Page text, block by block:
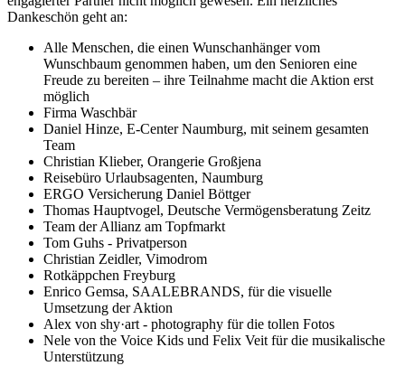
Dankeschön geht an:
Alle Menschen, die einen Wunschanhänger vom
Wunschbaum genommen haben, um den Senioren eine
Freude zu bereiten – ihre Teilnahme macht die Aktion erst
möglich
Firma Waschbär
Daniel Hinze, E-Center Naumburg, mit seinem gesamten
Team
Christian Klieber, Orangerie Großjena
Reisebüro Urlaubsagenten, Naumburg
ERGO Versicherung Daniel Böttger
Thomas Hauptvogel, Deutsche Vermögensberatung Zeitz
Team der Allianz am Topfmarkt
Tom Guhs - Privatperson
Christian Zeidler, Vimodrom
Rotkäppchen Freyburg
Enrico Gemsa, SAALEBRANDS, für die visuelle
Umsetzung der Aktion
Alex von shy·art - photography für die tollen Fotos
Nele von the Voice Kids und Felix Veit für die musikalische
Unterstützung